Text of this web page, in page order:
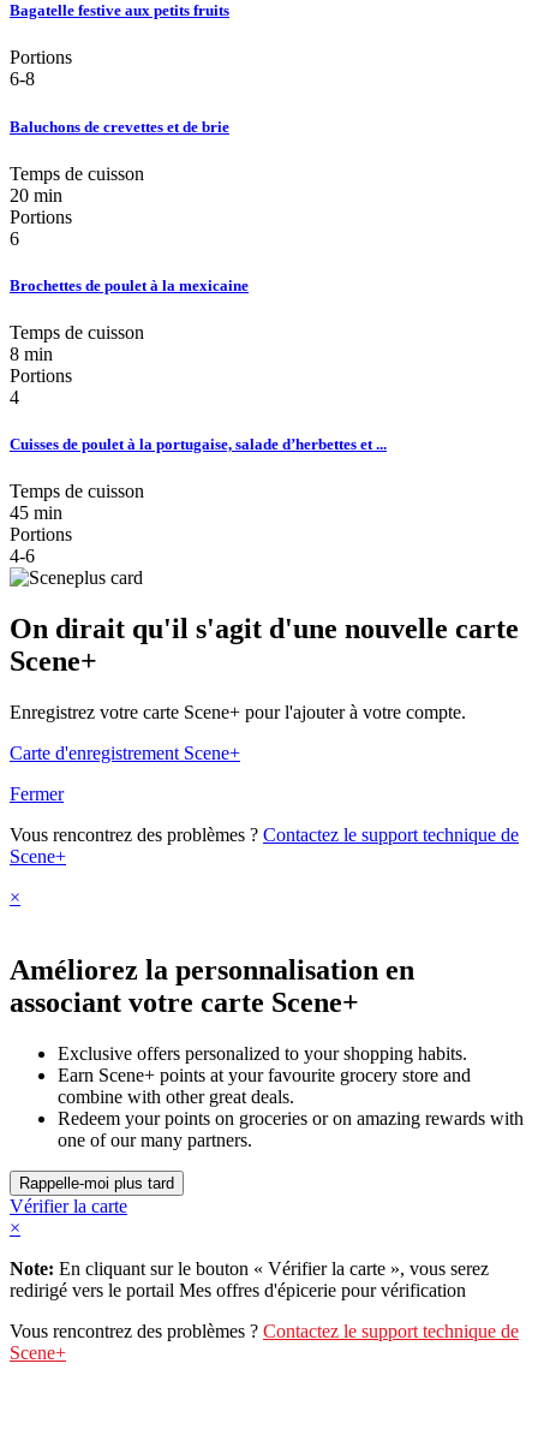
Bagatelle festive aux petits fruits
Portions
6-8
Baluchons de crevettes et de brie
Temps de cuisson
20 min
Portions
6
Brochettes de poulet à la mexicaine
Temps de cuisson
8 min
Portions
4
Cuisses de poulet à la portugaise, salade d’herbettes et ...
Temps de cuisson
45 min
Portions
4-6
On dirait qu'il s'agit d'une nouvelle carte
Scene+
Enregistrez votre carte Scene+ pour l'ajouter à votre compte.
Carte d'enregistrement Scene+
Fermer
Vous rencontrez des problèmes ? Contactez le support technique de
Scene+
×
Améliorez la personnalisation en
associant votre carte Scene+
Exclusive offers personalized to your shopping habits.
Earn Scene+ points at your favourite grocery store and
combine with other great deals.
Redeem your points on groceries or on amazing rewards with
one of our many partners.
Vérifier la carte
×
Note: En cliquant sur le bouton « Vérifier la carte », vous serez
redirigé vers le portail Mes offres d'épicerie pour vérification
Vous rencontrez des problèmes ? Contactez le support technique de
Scene+